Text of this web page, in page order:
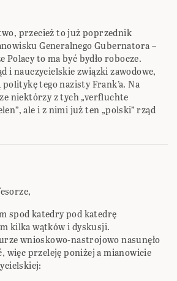
przecież to już poprzednik
Generalnego Gubernatora –
Polacy to ma być bydło robocze.
i nauczycielskie związki zawodowe,
tego nazisty Frank’a. Na
niektórzy z tych „verfluchte
ale i z nimi już ten „polski” rząd
spod katedry pod katedrę
kilka wątków i dyskusji.
wnioskowo-nastrojowo nasunęło
więc przeleję poniżej a mianowicie